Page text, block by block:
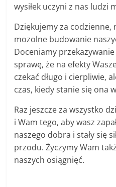
wysiłek uczyni z nas ludzi
Dziękujemy za codzienne,
mozolne budowanie
Doceniamy
sprawę, że na efekty
czekać długo i cierpliwie,
czas, kiedy stanie się ona
Raz jeszcze za wszystko
i Wam tego, aby wasz
naszego dobra i stały się
przodu. Życzymy Wam
naszych osiągnięć.